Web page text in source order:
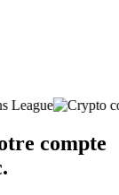
compte